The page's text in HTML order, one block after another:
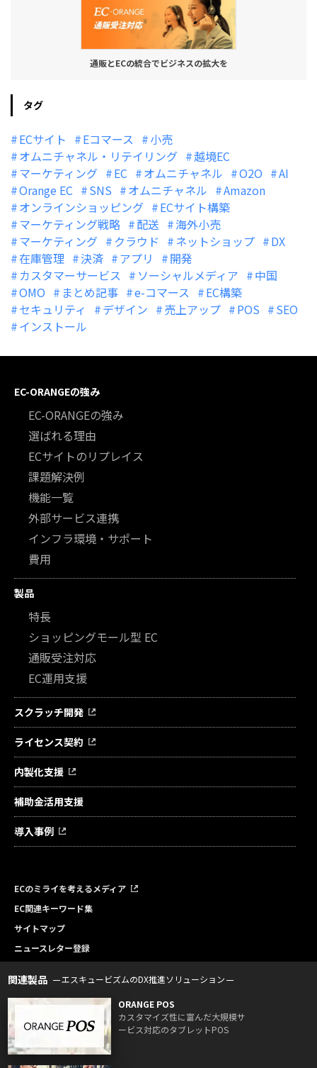
通販とECの統合でビジネスの拡大を
タグ
ECサイト Eコマース
小売
オムニチャネル・リテイリング
越境EC
マーケティング
EC オムニチャネル O2O
AI
Orange EC
SNS オムニチャネル
Amazon
オンラインショッピング
ECサイト構築
マーケティング戦略
配送
海外小売
マーケティング
クラウド ネットショップ
DX
在庫管理
決済 アプリ
開発
カスタマーサービス
ソーシャルメディア
中国
OMO
まとめ記事 e-コマース
EC構築
セキュリティ
デザイン 売上アップ POS
SEO
インストール
EC-ORANGEの強み
EC-ORANGEの強み
選ばれる理由
ECサイトのリプレイス
課題解決例
機能一覧
外部サービス連携
インフラ環境・サポート
費用
製品
特長
ショッピングモール型 EC
通販受注対応
EC運用支援
スクラッチ開発
ライセンス契約
内製化支援
補助金活用支援
導入事例
ECのミライを考えるメディア
EC関連キーワード集
サイトマップ
ニュースレター登録
関連製品 エスキュービズムのDX推進ソリューション
ORANGE POS
カスタマイズ性に富んだ大規模サ
ービス対応のタブレットPOS